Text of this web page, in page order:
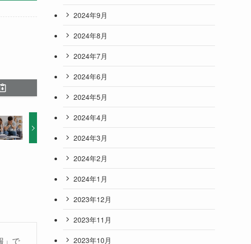
」で
2024年9月
2024年8月
2024年7月
2024年6月
2024年5月
2024年4月
2024年3月
2024年2月
2024年1月
2023年12月
2023年11月
2023年10月